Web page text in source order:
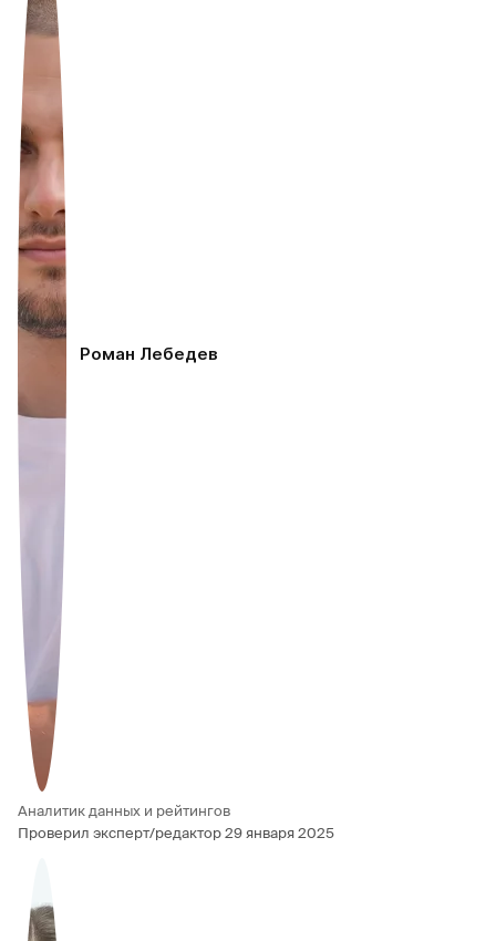
Роман Лебедев
Аналитик данных и рейтингов
Проверил эксперт/редактор29 января 2025